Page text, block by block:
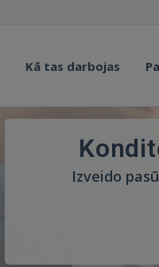
Kā tas darbojas
Izveido